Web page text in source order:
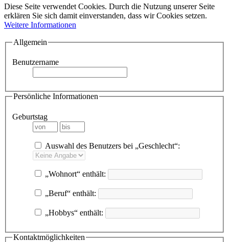
Diese Seite verwendet Cookies. Durch die Nutzung unserer Seite
erklären Sie sich damit einverstanden, dass wir Cookies setzen.
Weitere Informationen
Allgemein
Benutzername
Persönliche Informationen
Geburtstag
Auswahl des Benutzers bei „Geschlecht“:
„Wohnort“ enthält:
„Beruf“ enthält:
„Hobbys“ enthält:
Kontaktmöglichkeiten